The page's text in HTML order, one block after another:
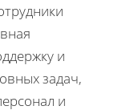
и
задач,
и